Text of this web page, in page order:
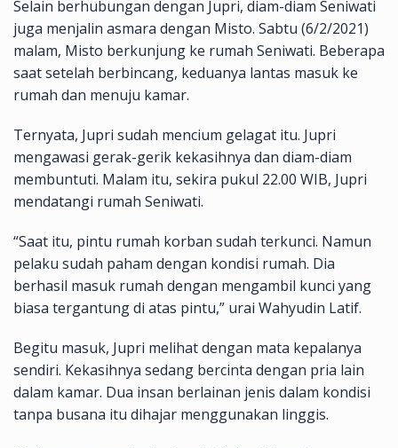
Selain berhubungan dengan Jupri, diam-diam Seniwati
juga menjalin asmara dengan Misto. Sabtu (6/2/2021)
malam, Misto berkunjung ke rumah Seniwati. Beberapa
saat setelah berbincang, keduanya lantas masuk ke
rumah dan menuju kamar.
Ternyata, Jupri sudah mencium gelagat itu. Jupri
mengawasi gerak-gerik kekasihnya dan diam-diam
membuntuti. Malam itu, sekira pukul 22.00 WIB, Jupri
mendatangi rumah Seniwati.
“Saat itu, pintu rumah korban sudah terkunci. Namun
pelaku sudah paham dengan kondisi rumah. Dia
berhasil masuk rumah dengan mengambil kunci yang
biasa tergantung di atas pintu,” urai Wahyudin Latif.
Begitu masuk, Jupri melihat dengan mata kepalanya
sendiri. Kekasihnya sedang bercinta dengan pria lain
dalam kamar. Dua insan berlainan jenis dalam kondisi
tanpa busana itu dihajar menggunakan linggis.